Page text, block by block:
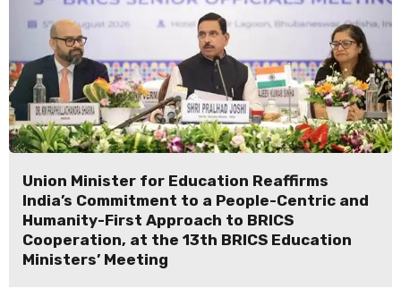
Union Minister for Education Reaffirms
India’s Commitment to a People-Centric and
Humanity-First Approach to BRICS
Cooperation, at the 13th BRICS Education
Ministers’ Meeting